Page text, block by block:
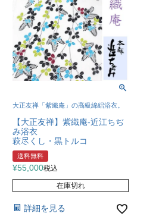
大正友禅「紫織庵」の高級綿絽浴衣。
【大正友禅】紫織庵-近江ちぢ
み浴衣
萩尽くし・黒トルコ
送料無料
¥55,000税込
在庫切れ
詳細を見る